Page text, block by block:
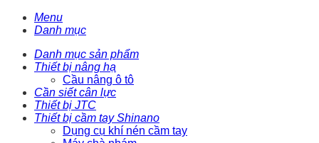
Menu
Danh mục
Danh mục sản phẩm
Thiết bị nâng hạ
Cầu nâng ô tô
Cần siết cân lực
Thiết bị JTC
Thiết bị cầm tay Shinano
Dụng cụ khí nén cầm tay